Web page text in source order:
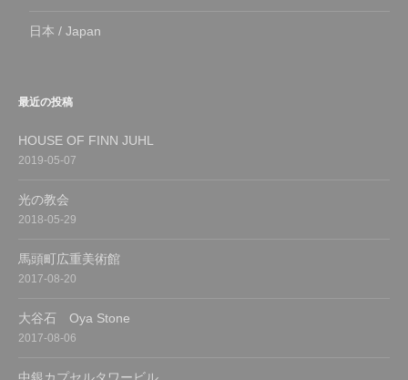
日本 / Japan
最近の投稿
HOUSE OF FINN JUHL
2019-05-07
光の教会
2018-05-29
馬頭町広重美術館
2017-08-20
大谷石 Oya Stone
2017-08-06